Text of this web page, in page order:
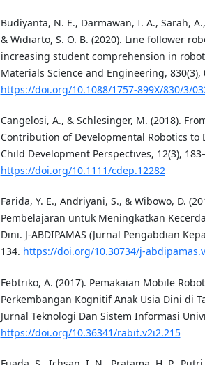
Budiyanta, N. E., Darmawan, I. A., Sarah,
& Widiarto, S. O. B. (2020). Line follower
increasing student comprehension in
Materials Science and Engineering, 830(3),
https://doi.org/10.1088/1757-899X/830/3/
Cangelosi, A., & Schlesinger, M. (2018).
Contribution of Developmental Robotics to
Child Development Perspectives, 12(3),
https://doi.org/10.1111/cdep.12282
Farida, Y. E., Andriyani, S., & Wibowo, D.
Pembelajaran untuk Meningkatkan
Dini. J-ABDIPAMAS (Jurnal Pengabdian
134. https://doi.org/10.30734/j-
Febtriko, A. (2017). Pemakaian Mobile
Perkembangan Kognitif Anak Usia Dini di
Jurnal Teknologi Dan Sistem Informasi
https://doi.org/10.36341/rabit.v2i2.215